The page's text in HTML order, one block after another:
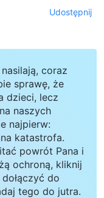
Udostępnij
coraz
sprawę, że
dzieci, lecz
naszych
najpierw:
katastrofa.
powrót Pana i
ochroną, kliknij
do
tego do jutra.